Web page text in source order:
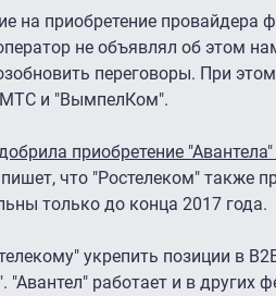
на приобретение провайдера
не объявлял об этом
переговоры. При
и "ВымпелКом".
приобретение "Авантела"
что "Ростелеком" также
только до конца 2017 года.
укрепить позиции в
работает и в других